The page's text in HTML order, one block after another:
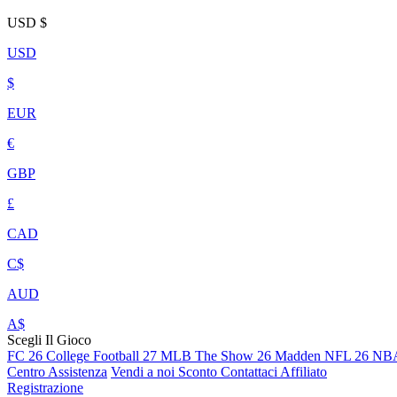
USD $
USD
$
EUR
€
GBP
£
CAD
C$
AUD
A$
Scegli Il Gioco
FC 26 College Football 27 MLB The Show 26 Madden NFL 26
Centro Assistenza Vendi a noi Sconto Contattaci Affiliato
Registrazione